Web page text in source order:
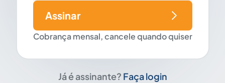
Cobrança mensal, cancele quando quiser
Assinar
Já é assinante? Faça login